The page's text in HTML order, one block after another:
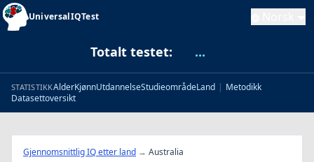
UniversalIQTest
Totalt testet: ...
STATISTIKKAlderKjønnUtdannelseStudieområdeLand | Metodikk
Datasettoversikt
Gjennomsnittlig IQ etter land → Australia